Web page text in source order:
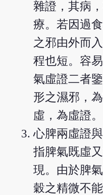
雜證，其病
療。若因過
之邪由外而
程也短。容
氣虛證二者
形之濕邪，
虛，為虛證。
心脾兩虛證
指脾氣既虛
現。由於脾
穀之精微不